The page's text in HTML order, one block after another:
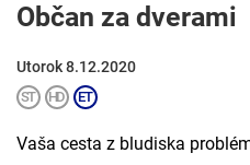
Občan za dverami
Utorok 8.12.2020
Vaša cesta z bludiska